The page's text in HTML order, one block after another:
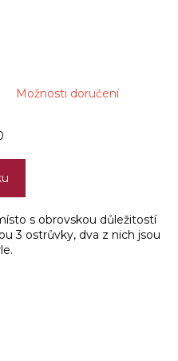
Možnosti doručení
s obrovskou důležitostí
3 ostrůvky, dva z nich jsou